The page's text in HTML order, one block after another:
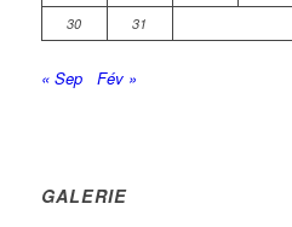
30
31
« Sep Fév »
GALERIE